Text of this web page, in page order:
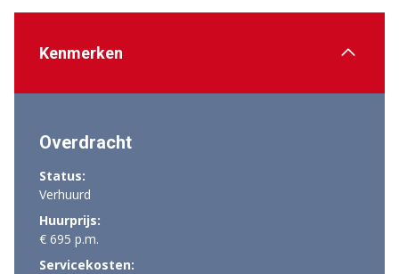
Kenmerken
Overdracht
Status:
Verhuurd
Huurprijs:
€ 695 p.m.
Servicekosten: